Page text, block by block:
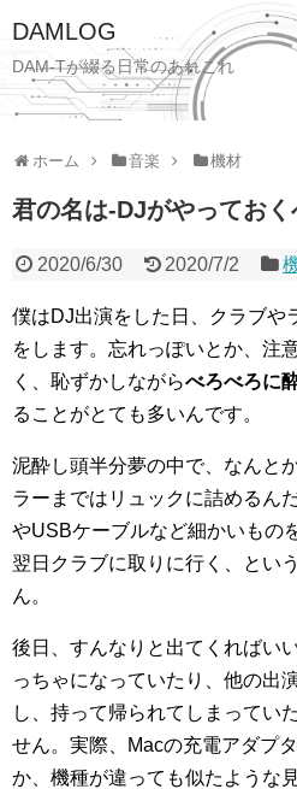
DAMLOG
DAM-Tが綴る日常のあれこれ
ホーム 音楽 機材
君の名は-DJがやってお
2020/6/30 2020/7/2
僕はDJ出演をした日、クラブや
をします。忘れっぽいとか、注
く、恥ずかしながらべろべろに
ることがとても多いんです。
泥酔し頭半分夢の中で、なんと
ラーまではリュックに詰めるん
やUSBケーブルなど細かいもの
翌日クラブに取りに行く、とい
ん。
後日、すんなりと出てくればい
っちゃになっていたり、他の出
し、持って帰られてしまってい
せん。実際、Macの充電アダプ
か、機種が違っても似たような